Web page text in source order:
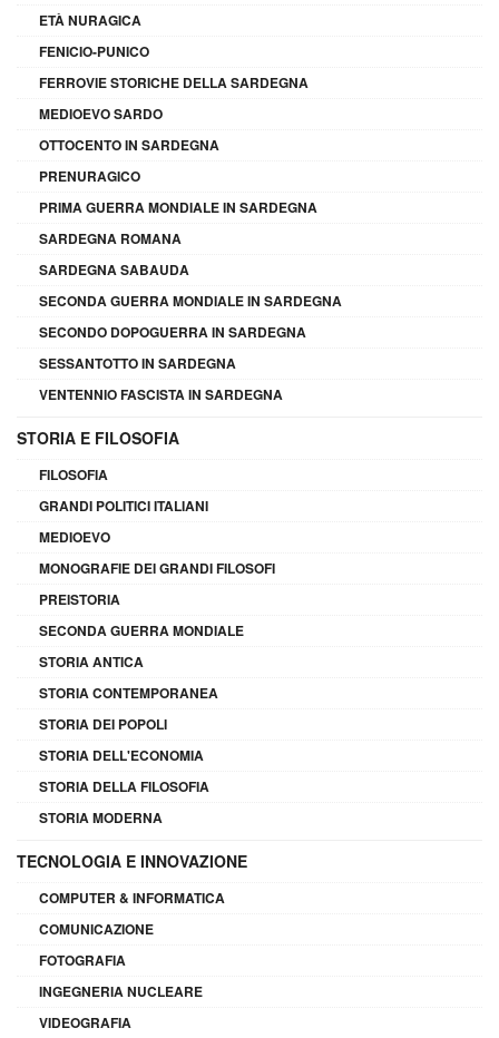
ETÀ NURAGICA
FENICIO-PUNICO
FERROVIE STORICHE DELLA SARDEGNA
MEDIOEVO SARDO
OTTOCENTO IN SARDEGNA
PRENURAGICO
PRIMA GUERRA MONDIALE IN SARDEGNA
SARDEGNA ROMANA
SARDEGNA SABAUDA
SECONDA GUERRA MONDIALE IN SARDEGNA
SECONDO DOPOGUERRA IN SARDEGNA
SESSANTOTTO IN SARDEGNA
VENTENNIO FASCISTA IN SARDEGNA
STORIA E FILOSOFIA
FILOSOFIA
GRANDI POLITICI ITALIANI
MEDIOEVO
MONOGRAFIE DEI GRANDI FILOSOFI
PREISTORIA
SECONDA GUERRA MONDIALE
STORIA ANTICA
STORIA CONTEMPORANEA
STORIA DEI POPOLI
STORIA DELL'ECONOMIA
STORIA DELLA FILOSOFIA
STORIA MODERNA
TECNOLOGIA E INNOVAZIONE
COMPUTER & INFORMATICA
COMUNICAZIONE
FOTOGRAFIA
INGEGNERIA NUCLEARE
VIDEOGRAFIA